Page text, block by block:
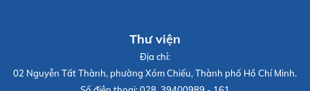
Thư viện
Địa chỉ:
02 Nguyễn Tất Thành, phường Xóm Chiếu, Thành phố Hồ Chí Minh.